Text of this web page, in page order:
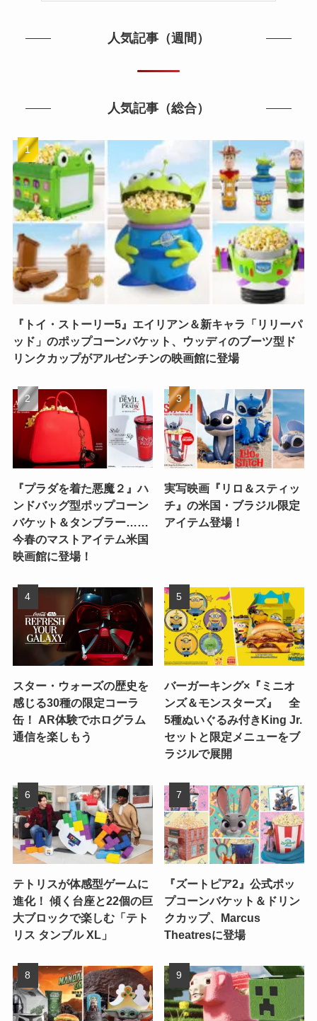
人気記事（週間）
人気記事（総合）
『トイ・ストーリー5』エイリアン＆新キャラ「リリーパ
ッド」のポップコーンバケット、ウッディのブーツ型ド
リンクカップがアルゼンチンの映画館に登場
『プラダを着た悪魔２』ハ
ンドバッグ型ポップコーン
バケット＆タンブラー……
今春のマストアイテム米国
映画館に登場！
実写映画『リロ＆スティッ
チ』の米国・ブラジル限定
アイテム登場！
スター・ウォーズの歴史を
感じる30種の限定コーラ
缶！ AR体験でホログラム
通信を楽しもう
バーガーキング×『ミニオ
ンズ＆モンスターズ』 全
5種ぬいぐるみ付きKing Jr.
セットと限定メニューをブ
ラジルで展開
テトリスが体感型ゲームに
進化！ 傾く台座と22個の巨
大ブロックで楽しむ「テト
リス タンブル XL」
『ズートピア2』公式ポッ
プコーンバケット＆ドリン
クカップ、Marcus
Theatresに登場